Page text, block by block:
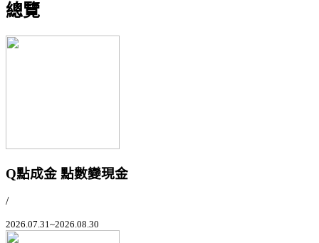
總覽
Q點成金 點數變現金
/
2026.07.31~2026.08.30